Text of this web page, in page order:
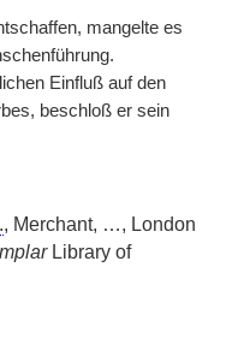
mangelte es
Einfluß auf den
beschloß er sein
, Merchant, …, London
Library of